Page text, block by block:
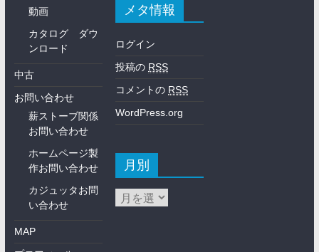
動画
カタログ ダウ
ンロード
中古
お問い合わせ
薪ストーブ関係
お問い合わせ
ホームページ製
作お問い合わせ
カジュッタお問
い合わせ
MAP
メタ情報
ログイン
投稿の RSS
コメントの RSS
WordPress.org
月別